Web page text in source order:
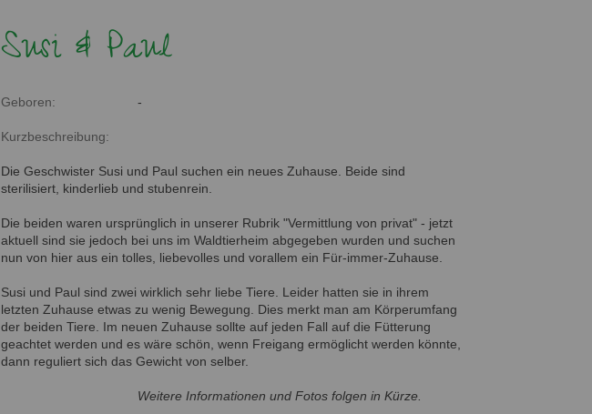
Susi & Paul
Geboren: -
Kurzbeschreibung:
Die Geschwister Susi und Paul suchen ein neues Zuhause. Beide sind
sterilisiert, kinderlieb und stubenrein.
Die beiden waren ursprünglich in unserer Rubrik "Vermittlung von privat" - jetzt
aktuell sind sie jedoch bei uns im Waldtierheim abgegeben wurden und suchen
nun von hier aus ein tolles, liebevolles und vorallem ein Für-immer-Zuhause.
Susi und Paul sind zwei wirklich sehr liebe Tiere. Leider hatten sie in ihrem
letzten Zuhause etwas zu wenig Bewegung. Dies merkt man am Körperumfang
der beiden Tiere. Im neuen Zuhause sollte auf jeden Fall auf die Fütterung
geachtet werden und es wäre schön, wenn Freigang ermöglicht werden könnte,
dann reguliert sich das Gewicht von selber.
Weitere Informationen und Fotos folgen in Kürze.